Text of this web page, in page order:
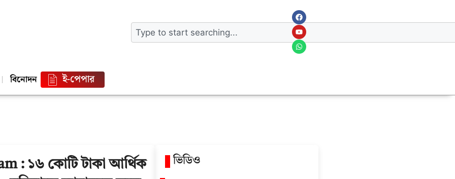
বিনোদন ই-পেপার
: ১৬ কোটি টাকা আর্থিক
ভিডিও